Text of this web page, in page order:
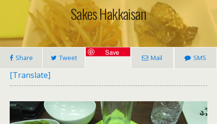
Sakes Hakkaisan
Share Tweet
Save
Mail SMS
[Translate]